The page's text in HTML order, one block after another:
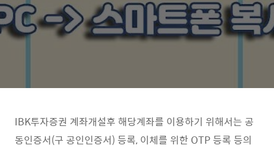
IBK투자증권 계좌개설후 해당계좌를 이용하기 위해서는 공
동인증서(구 공인인증서) 등록, 이체를 위한 OTP 등록 등의